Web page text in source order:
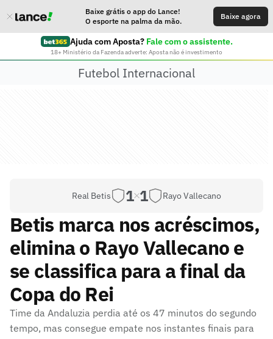
Baixe grátis o app do Lance!
O esporte na palma da mão.
Baixe agora
Ajuda com Aposta? Fale com o assistente.
18+ Ministério da Fazenda adverte: Aposta não é investimento
Futebol Internacional
Real Betis 1 1 Rayo Vallecano
Betis marca nos acréscimos,
elimina o Rayo Vallecano e
se classifica para a final da
Copa do Rei
Time da Andaluzia perdia até os 47 minutos do segundo
tempo, mas consegue empate nos instantes finais para